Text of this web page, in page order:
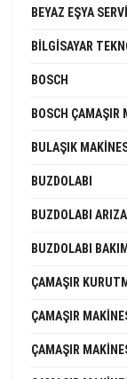
BEYAZ EŞYA
BILGISAYAR
BOSCH
BOSCH ÇAMAŞIR
BULAŞIK
BUZDOLABI
BUZDOLABI
BUZDOLABI BAKIMI
ÇAMAŞIR
ÇAMAŞIR
ÇAMAŞIR